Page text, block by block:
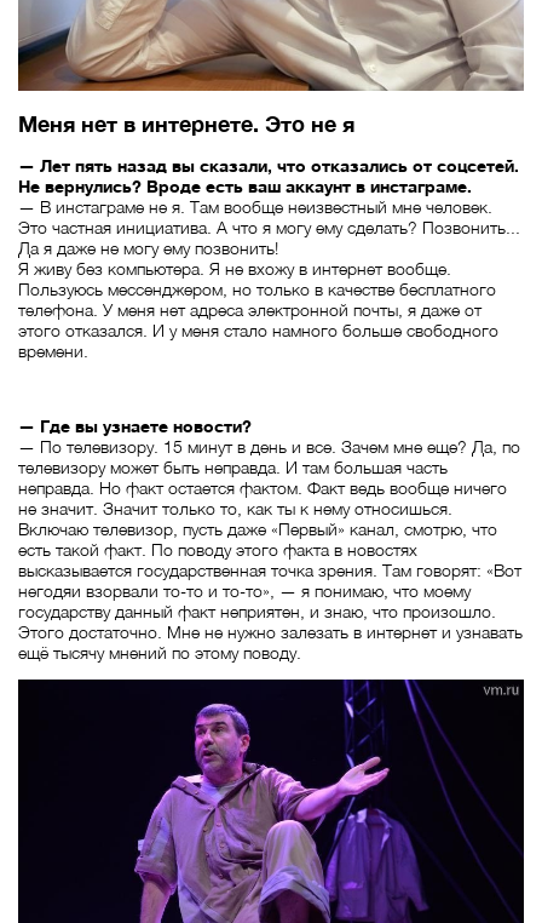
Меня нет в интернете. Это не я
— Лет пять назад вы сказали, что отказались от соцсетей.
Не вернулись? Вроде есть ваш аккаунт в инстаграме.
— В инстаграме не я. Там вообще неизвестный мне человек.
Это частная инициатива. А что я могу ему сделать? Позвонить...
Да я даже не могу ему позвонить!
Я живу без компьютера. Я не вхожу в интернет вообще.
Пользуюсь мессенджером, но только в качестве бесплатного
телефона. У меня нет адреса электронной почты, я даже от
этого отказался. И у меня стало намного больше свободного
времени.
— Где вы узнаете новости?
— По телевизору. 15 минут в день и все. Зачем мне еще? Да, по
телевизору может быть неправда. И там большая часть
неправда. Но факт остается фактом. Факт ведь вообще ничего
не значит. Значит только то, как ты к нему относишься.
Включаю телевизор, пусть даже «Первый» канал, смотрю, что
есть такой факт. По поводу этого факта в новостях
высказывается государственная точка зрения. Там говорят: «Вот
негодяи взорвали то-то и то-то», — я понимаю, что моему
государству данный факт неприятен, и знаю, что произошло.
Этого достаточно. Мне не нужно залезать в интернет и узнавать
ещё тысячу мнений по этому поводу.